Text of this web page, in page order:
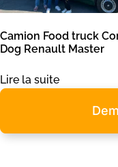
Camion Food truck
Dog Renault Master
Lire la suite